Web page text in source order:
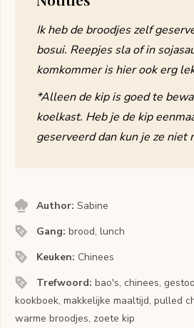
Ik heb de broodjes zelf
bosui. Reepjes sla of in
komkommer is hier ook erg
*Alleen de kip is goed te
koelkast. Heb je de kip
geserveerd dan kun je ze niet
Author:Sabine
Gang:brood, lunch
Keuken: Chinees
Trefwoord:bao's, chinees,
kookboek, makkelijke maaltijd, pulled
warme broodjes, zoete kip